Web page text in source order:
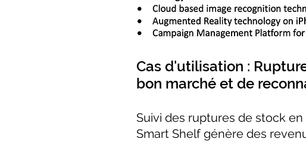
Cas d'utilisation :
bon marché et de
Suivi des ruptures de stock
Smart Shelf génère des